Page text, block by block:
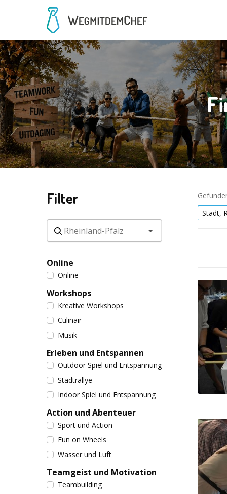
Filter
Online
Online
Workshops
Kreative Workshops
Culinair
Musik
Erleben und Entspannen
Outdoor Spiel und Entspannung
Städtrallye
Indoor Spiel und Entspannung
Action und Abenteuer
Sport und Action
Fun on Wheels
Wasser und Luft
Teamgeist und Motivation
Teambuilding
Stadt,